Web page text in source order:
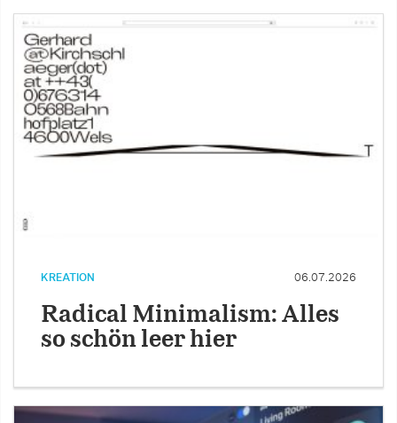
KREATION 06.07.2026
Radical Minimalism: Alles
so schön leer hier